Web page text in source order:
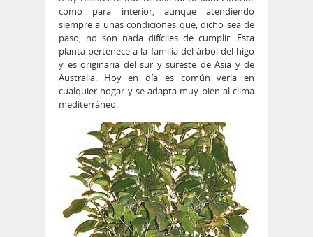
como para interior, aunque atendiendo
siempre a unas condiciones que, dicho sea de
paso, no son nada difíciles de cumplir. Esta
planta pertenece a la familia del árbol del higo
y es originaria del sur y sureste de Asia y de
Australia. Hoy en día es común verla en
cualquier hogar y se adapta muy bien al clima
mediterráneo.